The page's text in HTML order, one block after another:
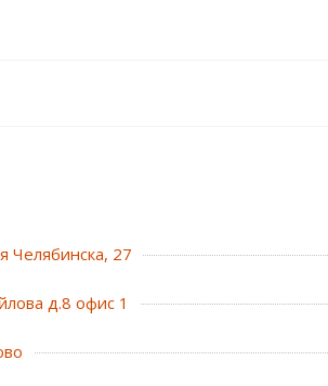
Челябинска, 27
д.8 офис 1